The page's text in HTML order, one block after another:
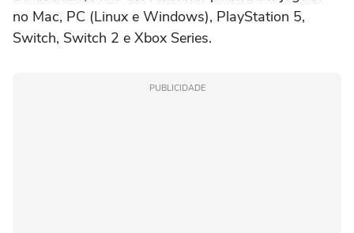
no Mac, PC (Linux e Windows), PlayStation 5,
Switch, Switch 2 e Xbox Series.
PUBLICIDADE